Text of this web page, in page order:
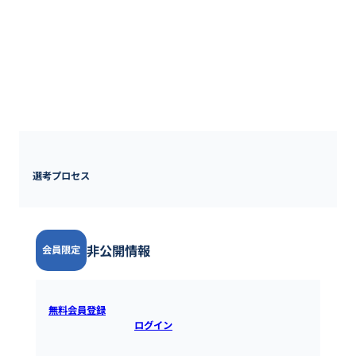
選考プロセス
会員限定 非公開情報
無料会員登録すると全ての情報を確認できます。既にアカウ
ログインするとご覧いただけます。